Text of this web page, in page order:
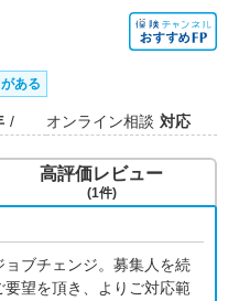
ある
オンライン相談 対応
ブチェンジ。募集人を続
望を頂き、よりご対応範
高評価レビュー
(1件)